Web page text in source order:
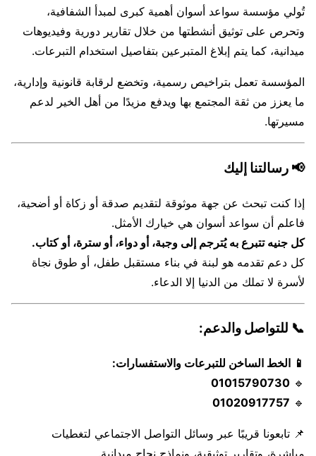
تُولي مؤسسة سواعد أسوان أهمية كبرى لمبدأ الشفافية،
وتحرص على توثيق أنشطتها من خلال تقارير دورية وفيديوهات
ميدانية، كما يتم إبلاغ المتبرعين بتفاصيل استخدام التبرعات.
المؤسسة تعمل بتراخيص رسمية، وتخضع لرقابة قانونية وإدارية،
ما يعزز من ثقة المجتمع بها ويدفع مزيدًا من أهل الخير لدعم
مسيرتها.
📢 رسالتنا إليك
إذا كنت تبحث عن جهة موثوقة لتقديم صدقة أو زكاة أو أضحية،
فاعلم أن سواعد أسوان هي خيارك الأمثل.
كل جنيه تتبرع به يُترجم إلى وجبة، أو دواء، أو سترة، أو كتاب.
كل دعم تقدمه هو لبنة في بناء مستقبل طفل، أو طوق نجاة
لأسرة لا تملك من الدنيا إلا الدعاء.
📞 للتواصل والدعم:
📱 الخط الساخن للتبرعات والاستفسارات:
🔹
01015790730
🔹
01020917757
📌 تابعونا قريبًا عبر وسائل التواصل الاجتماعي لتغطيات
مباشرة، وتقارير توثيقية، ونماذج نجاح ميدانية.